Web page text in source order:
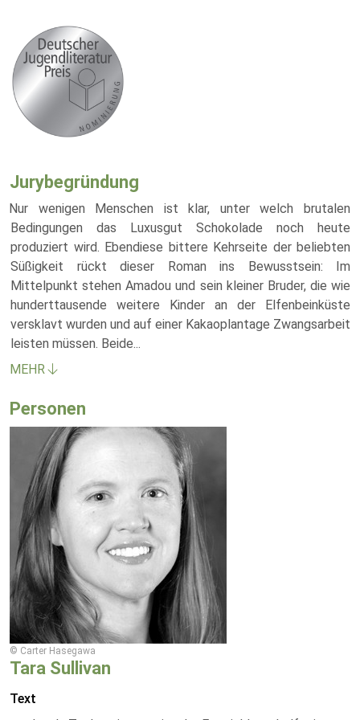
Jurybegründung
Nur wenigen Menschen ist klar, unter welch brutalen
Bedingungen das Luxusgut Schokolade noch heute
produziert wird. Ebendiese bittere Kehrseite der beliebten
Süßigkeit rückt dieser Roman ins Bewusstsein: Im
Mittelpunkt stehen Amadou und sein kleiner Bruder, die wie
hunderttausende weitere Kinder an der Elfenbeinküste
versklavt wurden und auf einer Kakaoplantage Zwangsarbeit
leisten müssen. Beide...
MEHR
Personen
© Carter Hasegawa
Tara Sullivan
Text